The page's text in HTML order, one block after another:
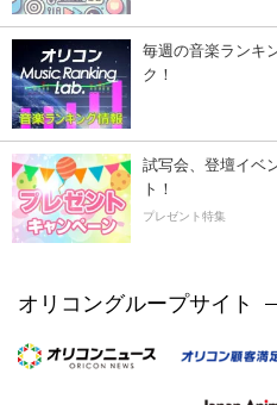
毎週の音楽ランキ
ク！
試写会、登壇イベ
ト！
プレゼント特集
オリコングループサイト